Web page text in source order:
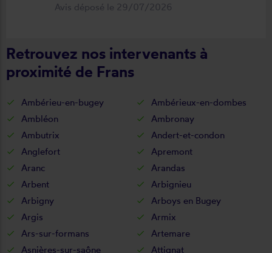
Avis déposé le 29/07/2026
Retrouvez nos intervenants à
proximité de Frans
Ambérieu-en-bugey
Ambérieux-en-dombes
Ambléon
Ambronay
Ambutrix
Andert-et-condon
Anglefort
Apremont
Aranc
Arandas
Arbent
Arbignieu
Arbigny
Arboys en Bugey
Argis
Armix
Ars-sur-formans
Artemare
Asnières-sur-saône
Attignat